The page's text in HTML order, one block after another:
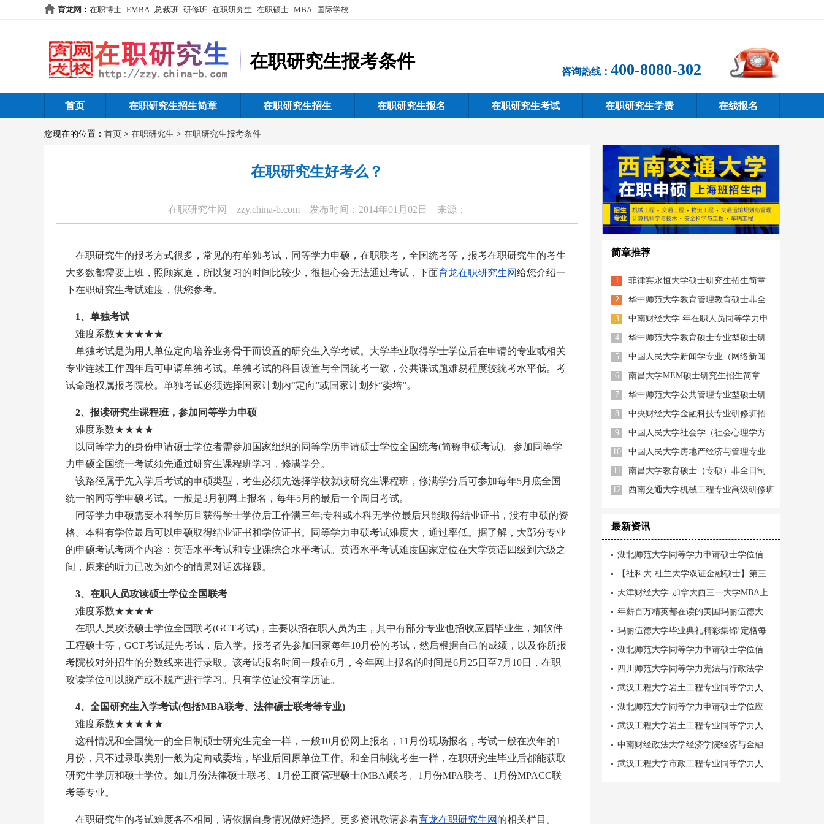
育龙网 ： 在职博士 EMBA 总裁班 研修班 在职研究生 在职硕士 MBA 国际学校
在职研究生报考条件
咨询热线： 400-8080-302
首页 在职研究生招生简章 在职研究生招生 在职研究生报名 在职研究生考试 在职研究生学费 在线报名
您现在的位置： 首页 > 在职研究生 > 在职研究生报考条件
在职研究生好考么？
在职研究生网 zzy.china-b.com 发布时间：2014年01月02日 来源：
在职研究生的报考方式很多，常见的有单独考试，同等学力申硕，在职联考，全国统考等，报考在职研究生的考生
大多数都需要上班，照顾家庭，所以复习的时间比较少，很担心会无法通过考试，下面育龙在职研究生网给您介绍一
下在职研究生考试难度，供您参考。
1、单独考试
难度系数★★★★★
单独考试是为用人单位定向培养业务骨干而设置的研究生入学考试。大学毕业取得学士学位后在申请的专业或相关
专业连续工作四年后可申请单独考试。单独考试的科目设置与全国统考一致，公共课试题难易程度较统考水平低。考
试命题权属报考院校。单独考试必须选择国家计划内“定向”或国家计划外“委培”。
2、报读研究生课程班，参加同等学力申硕
难度系数★★★★
以同等学力的身份申请硕士学位者需参加国家组织的同等学历申请硕士学位全国统考(简称申硕考试)。参加同等学
力申硕全国统一考试须先通过研究生课程班学习，修满学分。
该路径属于先入学后考试的申硕类型，考生必须先选择学校就读研究生课程班，修满学分后可参加每年5月底全国
统一的同等学申硕考试。一般是3月初网上报名，每年5月的最后一个周日考试。
同等学力申硕需要本科学历且获得学士学位后工作满三年;专科或本科无学位最后只能取得结业证书，没有申硕的资
格。本科有学位最后可以申硕取得结业证书和学位证书。同等学力申硕考试难度大，通过率低。据了解，大部分专业
的申硕考试考两个内容：英语水平考试和专业课综合水平考试。英语水平考试难度国家定位在大学英语四级到六级之
间，原来的听力已改为如今的情景对话选择题。
3、在职人员攻读硕士学位全国联考
难度系数★★★★
在职人员攻读硕士学位全国联考(GCT考试)，主要以招在职人员为主，其中有部分专业也招收应届毕业生，如软件
工程硕士等，GCT考试是先考试，后入学。报考者先参加国家每年10月份的考试，然后根据自己的成绩，以及你所报
考院校对外招生的分数线来进行录取。该考试报名时间一般在6月，今年网上报名的时间是6月25日至7月10日，在职
攻读学位可以脱产或不脱产进行学习。只有学位证没有学历证。
4、全国研究生入学考试(包括MBA联考、法律硕士联考等专业)
难度系数★★★★★
这种情况和全国统一的全日制硕士研究生完全一样，一般10月份网上报名，11月份现场报名，考试一般在次年的1
月份，只不过录取类别一般为定向或委培，毕业后回原单位工作。和全日制统考生一样，在职研究生毕业后都能获取
研究生学历和硕士学位。如1月份法律硕士联考、1月份工商管理硕士(MBA)联考、1月份MPA联考、1月份MPACC联
考等专业。
在职研究生的考试难度各不相同，请依据自身情况做好选择。更多资讯敬请参看育龙在职研究生网 的相关栏目。
简章推荐
1 菲律宾永恒大学硕士研究生招生简章
2 华中师范大学教育管理教育硕士非全日制
3 中南财经大学 年在职人员同等学力申硕招生简章
4 华中师范大学教育硕士专业型硕士研究生
5 中国人民大学新闻学专业（网络新闻与新媒体方向）研修班
6 南昌大学MEM硕士研究生招生简章
7 华中师范大学公共管理专业型硕士研究生
8 中央财经大学金融科技专业研修班招生简章
9 中国人民大学社会学（社会心理学方向）研修班
10 中国人民大学房地产经济与管理专业（房地产金融投资方向）研修班
11 南昌大学教育硕士（专硕）非全日制双证
12 西南交通大学机械工程专业高级研修班
最新资讯
湖北师范大学同等学力申请硕士学位信息计算与智能系统专业师资雄厚
【社科大-杜兰大学双证金融硕士】第三批招生倒计时！
天津财经大学-加拿大西三一大学MBA上海班学校简介
年薪百万精英都在读的美国玛丽伍德大学EMBA项目
玛丽伍德大学毕业典礼精彩集锦!定格每一个闪耀瞬间
湖北师范大学同等学力申请硕士学位信息计算与智能系统专业
四川师范大学同等学力宪法与行政法学专业院校简介
武汉工程大学岩土工程专业同等学力人员申请硕士学位教学重实操
湖北师范大学同等学力申请硕士学位应用数学专业报名资料及费用明细
武汉工程大学岩土工程专业同等学力人员申请硕士网络课程学习
中南财经政法大学经济学院经济与金融专业高级课程研修班授课及收费标准
武汉工程大学市政工程专业同等学力人员申请硕士报名材料